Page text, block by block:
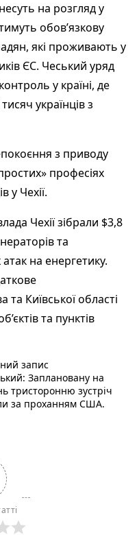
на розгляд у
обов’язкову
які проживають у
ЄС. Чеський уряд
у країні, де
українців з
з приводу
професіях
у Чехії.
Чехії зібрали $3,8
та
на енергетику.
Київської області
та пунктів
записНаступний пост :
Заплановану на
тристоронню зустріч
за проханням США.